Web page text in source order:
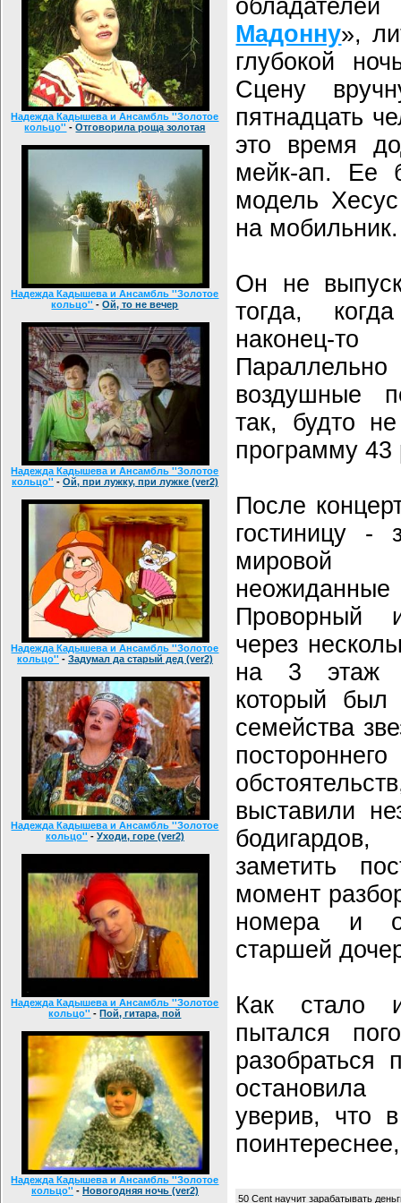
Надежда Кадышева и Ансамбль ''Золотое
кольцо'' -Отговорила роща золотая
Надежда Кадышева и Ансамбль ''Золотое
кольцо'' -Ой, то не вечер
Надежда Кадышева и Ансамбль ''Золотое
кольцо'' - Ой, при лужку, при лужке (ver2)
Надежда Кадышева и Ансамбль ''Золотое
кольцо'' - Задумал да старый дед (ver2)
Надежда Кадышева и Ансамбль ''Золотое
кольцо'' - Уходи, горе (ver2)
Надежда Кадышева и Ансамбль ''Золотое
кольцо'' -Пой, гитара, пой
Надежда Кадышева и Ансамбль ''Золотое
кольцо'' - Новогодняя ночь (ver2)
Мадонну»,
глубокой
Сцену
пятнадцать
это время
мейк-ап. Ее
модель
на мобильник.
Он не
тогда,
наконец-
воздушные
так, будто
программу 43
После
гостиницу -
мировой
Проворный
через
на 3 этаж
который был
семейства
выставили
заметить
момент
номера и
старшей
Как стало
пытался
остановила
уверив, что
50 Cent научит зарабатывать